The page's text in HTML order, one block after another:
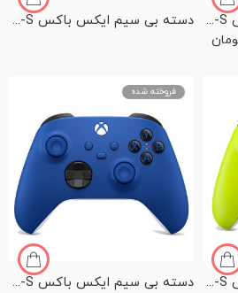
دسته بی سیم ایکس باکس Series X-S رنگ Velocity Green دسته بی سیم ایکس باکس Series X-S رنگ Deep Pink
دسته بی سیم ایکس باکس Series X-S رنگ Electric Volt
فروخته شده
دسته بی سیم ایکس باکس Series X-S رنگ Shock Blue